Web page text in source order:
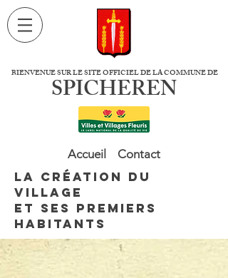
BIENVENUE SUR LE SITE OFFICIEL DE LA COMMUNE DE
SPICHEREN
Accueil Contact
La Création du
village
et ses premiers
habitants